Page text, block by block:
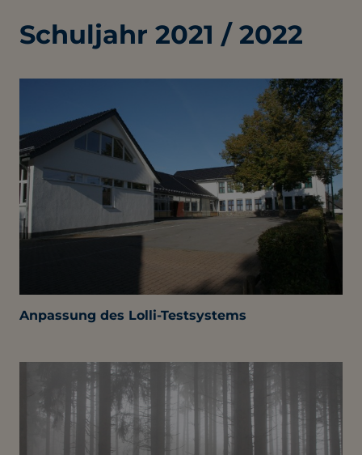
Schuljahr 2021 / 2022
Anpassung des Lolli-Testsystems